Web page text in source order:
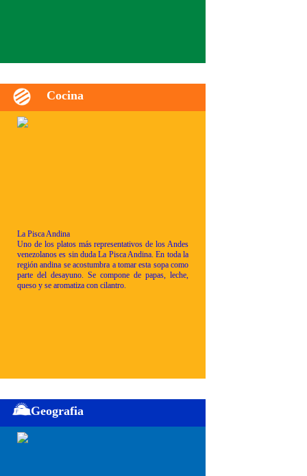
Cocina
La Pisca Andina
Uno de los platos más representativos de los Andes
venezolanos es sin duda La Pisca Andina. En toda la
región andina se acostumbra a tomar esta sopa como
parte del desayuno. Se compone de papas, leche,
queso y se aromatiza con cilantro.
Geografia